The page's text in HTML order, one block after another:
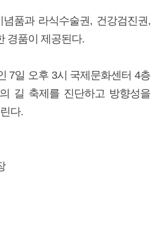
품과 라식수술권, 건강검진권,
경품이 제공된다.
7일 오후 3시 국제문화센터 4층
길 축제를 진단하고 방향성을
다.